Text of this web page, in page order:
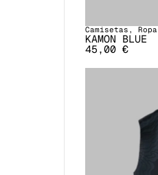
Camisetas,Ropa
KAMON BLUE
45,00 €